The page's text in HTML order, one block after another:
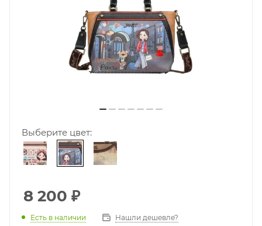
Выберите цвет:
8 200 ₽
Есть в наличии Нашли дешевле?